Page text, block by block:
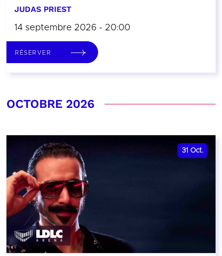
JUDAS PRIEST
14 septembre 2026 - 20:00
RÉSERVER
OCTOBRE 2026
31 Oct.